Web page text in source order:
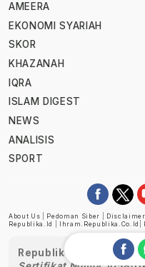
AMEERA
EKONOMI SYARIAH
SKOR
KHAZANAH
IQRA
ISLAM DIGEST
NEWS
ANALISIS
SPORT
About Us Pedoman Siber
Disclaimer
Republika.id
Ihram.republika.co.id
Republika telah